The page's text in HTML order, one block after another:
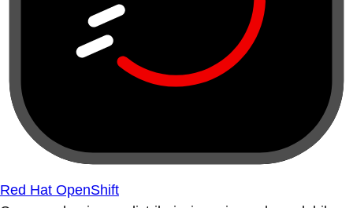
Red Hat OpenShift